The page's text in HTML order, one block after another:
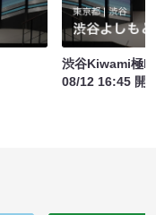
渋谷Kiwami極
08/12 16:45 開